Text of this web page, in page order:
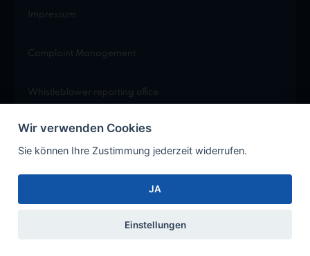
Impressum
Complaint Management
Whistleblower reporting office
Cookie Einstellungen
Wir verwenden Cookies
Sie können Ihre Zustimmung jederzeit widerrufen.
JA
Einstellungen